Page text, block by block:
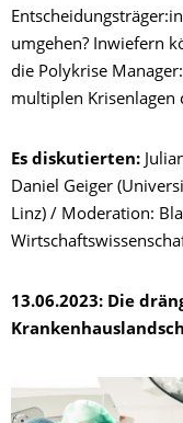
umgehen? Inwiefern
die Polykrise
multiplen Krisenlagen
Es diskutierten:
Daniel Geiger
Linz) / Moderation:
13.06.2023: Die